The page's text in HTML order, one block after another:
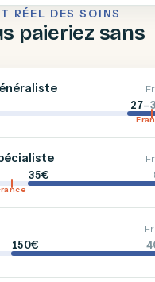
RÉEL DES SOINS
paieriez sans
27
35€
150€